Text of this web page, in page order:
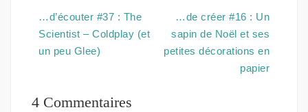
Navigation
de
l’article
…d’écouter #37 : The
Scientist – Coldplay (et
un peu Glee)
…de créer #16 : Un
sapin de Noël et ses
petites décorations en
papier
4 Commentaires